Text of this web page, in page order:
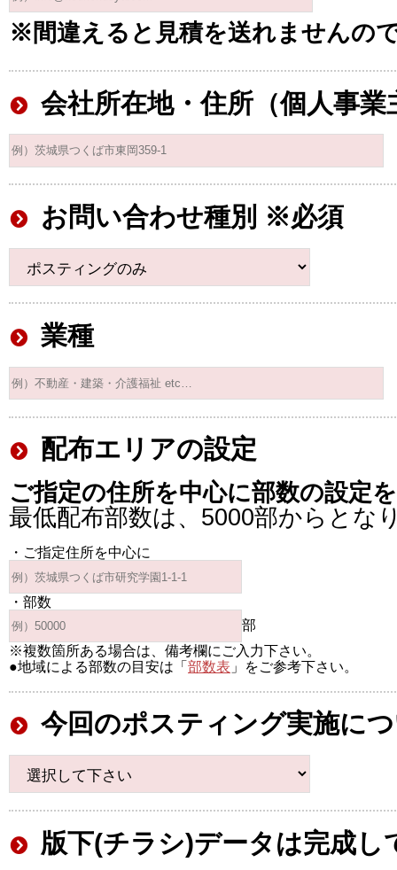
※間違えると見積を送れませんの
会社所在地・住所（個人事業
お問い合わせ種別 ※必須
業種
配布エリアの設定
ご指定の住所を中心に部数の設定
最低配布部数は、5000部からとな
・ご指定住所を中心に
・部数
部
※複数箇所ある場合は、備考欄にご入力下さい。
●地域による部数の目安は「部数表 」をご参考下さい。
今回のポスティング実施に
版下(チラシ)データは完成